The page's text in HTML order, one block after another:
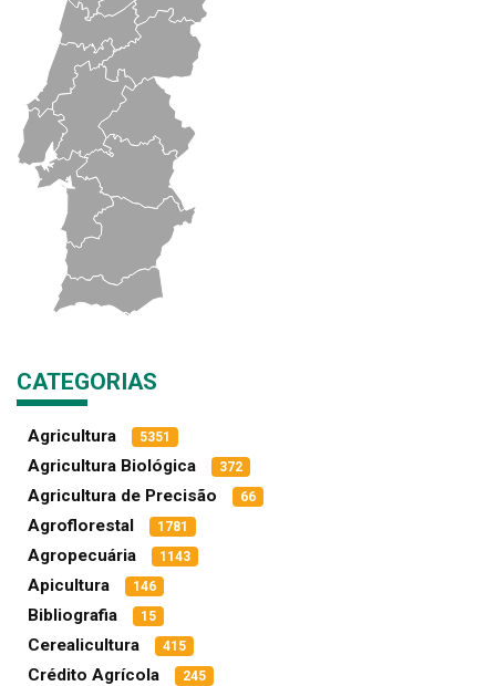
CATEGORIAS
Agricultura 5351
Agricultura Biológica 372
Agricultura de Precisão 66
Agroflorestal 1781
Agropecuária 1143
Apicultura 146
Bibliografia 15
Cerealicultura 415
Crédito Agrícola 245